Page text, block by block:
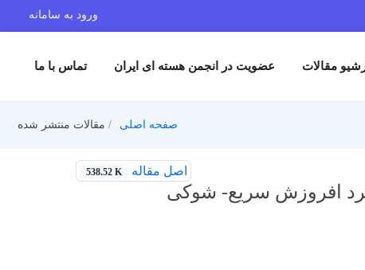
ورود به سامانه
مقالات عضویت در انجمن هسته ای ایران تماس با ما
صفحه اصلی مقالات منتشر شده
اصل مقاله 538.52 K
افروزش سریع- شوکی